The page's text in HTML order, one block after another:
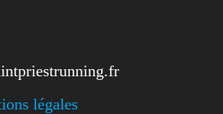
légales